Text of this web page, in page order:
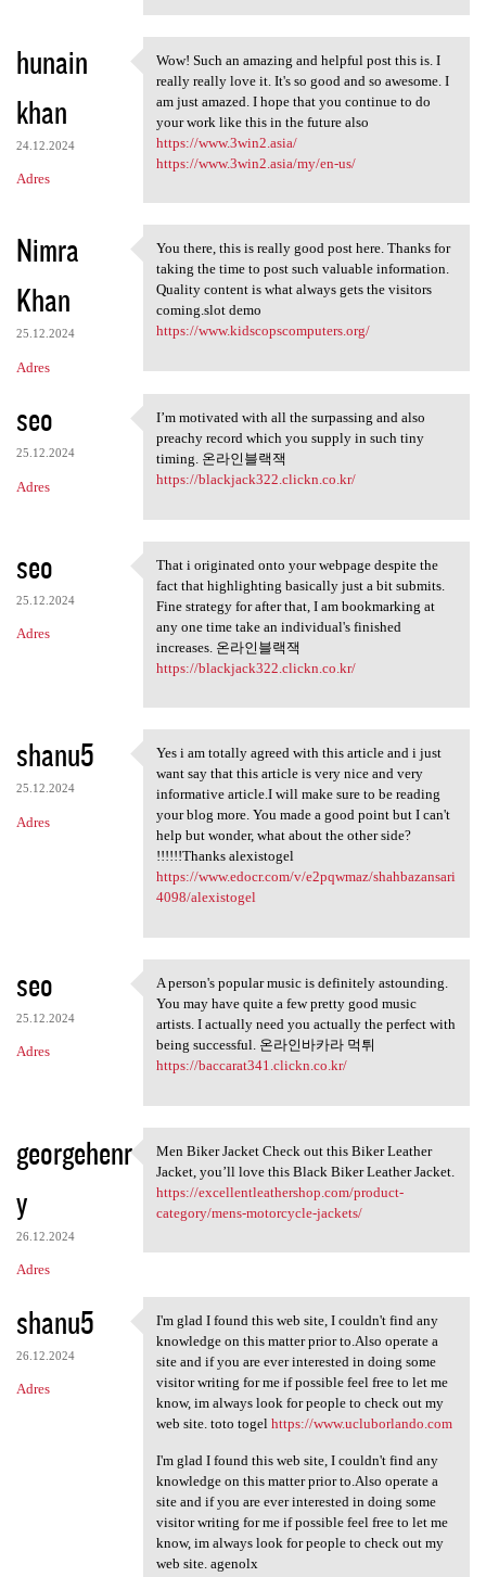
hunain
khan
24.12.2024
Adres
Wow! Such an amazing and
Wow! Such an amazing and helpful post this is. I
really really love it. It's so good and so awesome. I
am just amazed. I hope that you continue to do
your work like this in the future also
https://www.3win2.asia/
https://www.3win2.asia/my/en-us/
Nimra
Khan
25.12.2024
Adres
You there, this is really
You there, this is really good post here. Thanks for
taking the time to post such valuable information.
Quality content is what always gets the visitors
coming.slot demo
https://www.kidscopscomputers.org/
seo
25.12.2024
Adres
I’m motivated with all the
I’m motivated with all the surpassing and also
preachy record which you supply in such tiny
timing. 온라인블랙잭
https://blackjack322.clickn.co.kr/
seo
25.12.2024
Adres
That i originated onto your
That i originated onto your webpage despite the
fact that highlighting basically just a bit submits.
Fine strategy for after that, I am bookmarking at
any one time take an individual's finished
increases. 온라인블랙잭
https://blackjack322.clickn.co.kr/
shanu5
25.12.2024
Adres
Yes i am totally agreed with
Yes i am totally agreed with this article and i just
want say that this article is very nice and very
informative article.I will make sure to be reading
your blog more. You made a good point but I can't
help but wonder, what about the other side?
!!!!!!Thanks alexistogel
https://www.edocr.com/v/e2pqwmaz/shahbazansari
4098/alexistogel
seo
25.12.2024
Adres
A person's popular music is
A person's popular music is definitely astounding.
You may have quite a few pretty good music
artists. I actually need you actually the perfect with
being successful. 온라인바카라 먹튀
https://baccarat341.clickn.co.kr/
georgehenr
y
26.12.2024
Adres
Men Biker Jacket Check out
Men Biker Jacket Check out this Biker Leather
Jacket, you’ll love this Black Biker Leather Jacket.
https://excellentleathershop.com/product-
category/mens-motorcycle-jackets/
shanu5
26.12.2024
Adres
I'm glad I found this web
I'm glad I found this web site, I couldn't find any
knowledge on this matter prior to.Also operate a
site and if you are ever interested in doing some
visitor writing for me if possible feel free to let me
know, im always look for people to check out my
web site. toto togel https://www.ucluborlando.com
I'm glad I found this web site, I couldn't find any
knowledge on this matter prior to.Also operate a
site and if you are ever interested in doing some
visitor writing for me if possible feel free to let me
know, im always look for people to check out my
web site. agenolx